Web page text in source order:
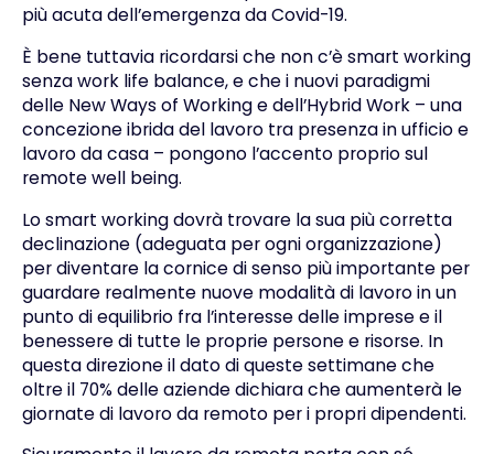
più acuta dell’emergenza da Covid-19.
È bene tuttavia ricordarsi che non c’è smart working
senza work life balance, e che i nuovi paradigmi
delle New Ways of Working e dell’Hybrid Work – una
concezione ibrida del lavoro tra presenza in ufficio e
lavoro da casa – pongono l’accento proprio sul
remote well being.
Lo smart working dovrà trovare la sua più corretta
declinazione (adeguata per ogni organizzazione)
per diventare la cornice di senso più importante per
guardare realmente nuove modalità di lavoro in un
punto di equilibrio fra l’interesse delle imprese e il
benessere di tutte le proprie persone e risorse. In
questa direzione il dato di queste settimane che
oltre il 70% delle aziende dichiara che aumenterà le
giornate di lavoro da remoto per i propri dipendenti.